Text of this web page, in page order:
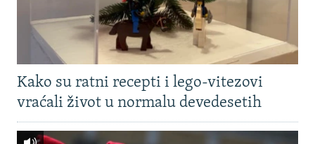
Kako su ratni recepti i lego-vitezovi
vraćali život u normalu devedesetih